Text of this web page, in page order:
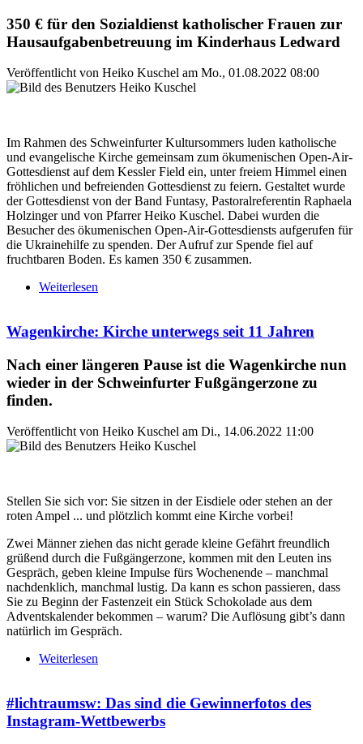
350 € für den Sozialdienst katholischer Frauen zur
Hausaufgabenbetreuung im Kinderhaus Ledward
Veröffentlicht von Heiko Kuschel am Mo., 01.08.2022 08:00
Im Rahmen des Schweinfurter Kultursommers luden katholische
und evangelische Kirche gemeinsam zum ökumenischen Open-Air-
Gottesdienst auf dem Kessler Field ein, unter freiem Himmel einen
fröhlichen und befreienden Gottesdienst zu feiern. Gestaltet wurde
der Gottesdienst von der Band Funtasy, Pastoralreferentin Raphaela
Holzinger und von Pfarrer Heiko Kuschel. Dabei wurden die
Besucher des ökumenischen Open-Air-Gottesdiensts aufgerufen für
die Ukrainehilfe zu spenden. Der Aufruf zur Spende fiel auf
fruchtbaren Boden. Es kamen 350 € zusammen.
Weiterlesen
Wagenkirche: Kirche unterwegs seit 11 Jahren
Nach einer längeren Pause ist die Wagenkirche nun
wieder in der Schweinfurter Fußgängerzone zu
finden.
Veröffentlicht von Heiko Kuschel am Di., 14.06.2022 11:00
Stellen Sie sich vor: Sie sitzen in der Eisdiele oder stehen an der
roten Ampel ... und plötzlich kommt eine Kirche vorbei!
Zwei Männer ziehen das nicht gerade kleine Gefährt freundlich
grüßend durch die Fußgängerzone, kommen mit den Leuten ins
Gespräch, geben kleine Impulse fürs Wochenende – manchmal
nachdenklich, manchmal lustig. Da kann es schon passieren, dass
Sie zu Beginn der Fastenzeit ein Stück Schokolade aus dem
Adventskalender bekommen – warum? Die Auflösung gibt’s dann
natürlich im Gespräch.
Weiterlesen
#lichtraumsw: Das sind die Gewinnerfotos des
Instagram-Wettbewerbs